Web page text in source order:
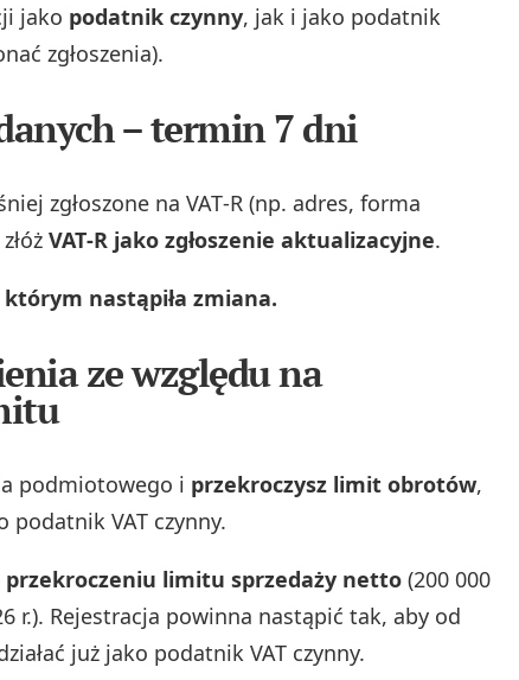
jako podatnik czynny, jak i jako podatnik
zgłoszenia).
– termin 7 dni
zgłoszone na VAT‑R (np. adres, forma
VAT‑R jako zgłoszenie aktualizacyjne.
nastąpiła zmiana.
ze względu na
podmiotowego i przekroczysz limit obrotów,
podatnik VAT czynny.
przekroczeniu limitu sprzedaży netto (200 000
r.). Rejestracja powinna nastąpić tak, aby od
już jako podatnik VAT czynny.